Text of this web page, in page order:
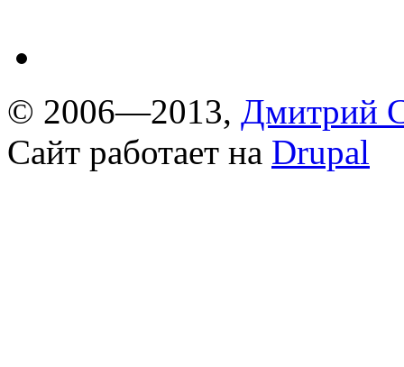
© 2006—2013, Дмитрий
Сайт работает на Drupal